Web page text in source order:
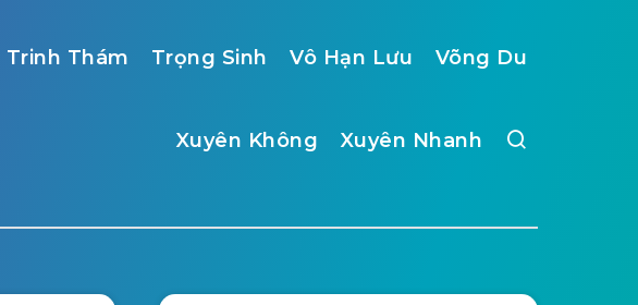
Trinh Thám Trọng Sinh Vô Hạn Lưu Võng Du
Xuyên Không Xuyên Nhanh